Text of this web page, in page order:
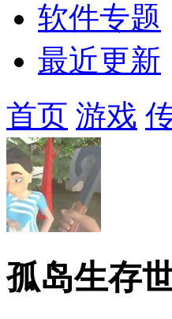
软件专题
最近更新
首页 游戏
孤岛生存